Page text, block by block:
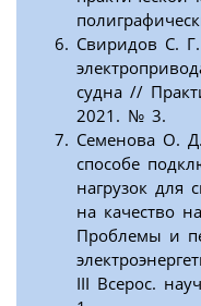
Свиридов С.
судна //
2021. № 3.
Семенова О.
способе
нагрузок для
на качество
Проблемы и
III Всерос.